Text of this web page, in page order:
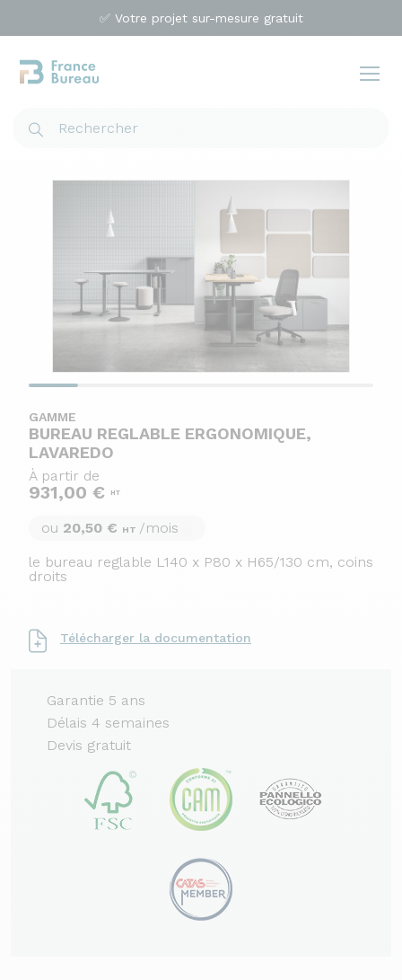
✅ Votre projet sur-mesure gratuit
GAMME
BUREAU REGLABLE ERGONOMIQUE,
LAVAREDO
À partir de
931,00 € HT
ou 20,50 € HT /mois
le bureau reglable L140 x P80 x H65/130 cm, coins
droits
Télécharger la documentation
Garantie 5 ans
Délais 4 semaines
Devis gratuit